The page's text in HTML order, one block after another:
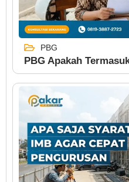
PBG
PBG Apakah